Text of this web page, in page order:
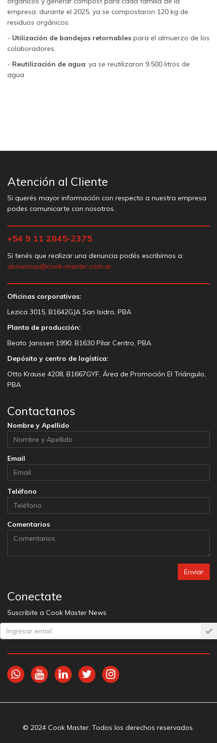
empresa: durante el 2025, ya se compostaron 120 kg de
residuos orgánicos.
- Utilización de bandejas retornables para el almuerzo de los
colaboradores.
- Reutilización de agua: ya se reutilizaron 9.500 litros de
agua
Atención al Cliente
Si querés mayor información con respecto a nuestra empresa
podes comunicarte con nosotros.
+54 9 11 2845-2375
Si tenés que realizar una denuncia podés escribirnos a:
denuncias@cook-master.com.ar
Oficinas corporativas:
Lezica 3015, B1642GJA San Isidro, PBA
Planta de producción:
Beato Janssen 1990, B1630 Pilar Centro, PBA
Depósito y centro de logística:
Otto Krause 4208, B1667GYF, Área de Promoción El Triángulo,
PBA
Contactanos
Nombre y Apellido
Email
Teléfono
Comentarios
Enviar
Conectate
Suscribite a Cook Master News
© 2024 Cook Master. Todos los derechos reservados.